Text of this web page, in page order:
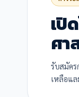
เปิ
ศา
รับสมัค
เหลือแ